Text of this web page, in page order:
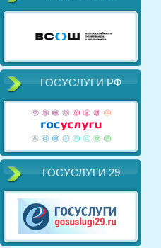
ГОСУСЛУГИ РФ
ГОСУСЛУГИ 29